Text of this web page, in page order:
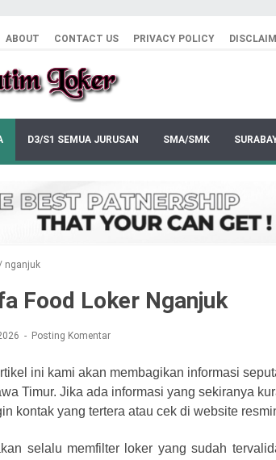
ABOUT CONTACT US PRIVACY POLICY
D3/S1 SEMUA JURUSAN SMA/SMK
nganjuk
Food Loker Nganjuk
Posting Komentar
ini kami akan membagikan informasi
Timur. Jika ada informasi yang sekiranya
kontak yang tertera atau cek di website
selalu memfilter loker yang sudah